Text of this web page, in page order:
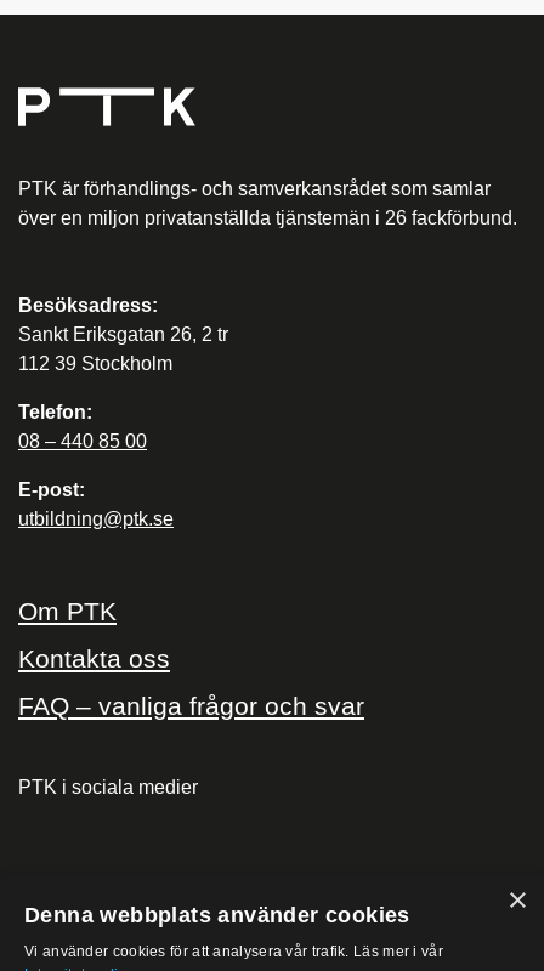
PTK är förhandlings- och samverkansrådet som samlar
över en miljon privatanställda tjänstemän i 26 fackförbund.
Besöksadress:
Sankt Eriksgatan 26, 2 tr
112 39 Stockholm
Telefon:
08 – 440 85 00
E-post:
utbildning@ptk.se
Om PTK
Kontakta oss
FAQ – vanliga frågor och svar
PTK i sociala medier
PTK på ×
Denna webbplats använder cookies
Vi använder cookies för att analysera vår trafik. Läs mer i vår